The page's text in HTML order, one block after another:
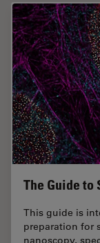
The Guide to
This guide is
preparation for
nanoscopy,